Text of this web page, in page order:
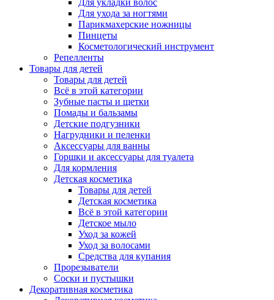
Для укладки волос
Для ухода за ногтями
Парикмахерские ножницы
Пинцеты
Косметологический инструмент
Репелленты
Товары для детей
Товары для детей
Всё в этой категории
Зубные пасты и щетки
Помады и бальзамы
Детские подгузники
Нагрудники и пеленки
Аксессуары для ванны
Горшки и аксессуары для туалета
Для кормления
Детская косметика
Товары для детей
Детская косметика
Всё в этой категории
Детское мыло
Уход за кожей
Уход за волосами
Средства для купания
Прорезыватели
Соски и пустышки
Декоративная косметика